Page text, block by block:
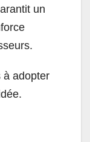
un
à adopter